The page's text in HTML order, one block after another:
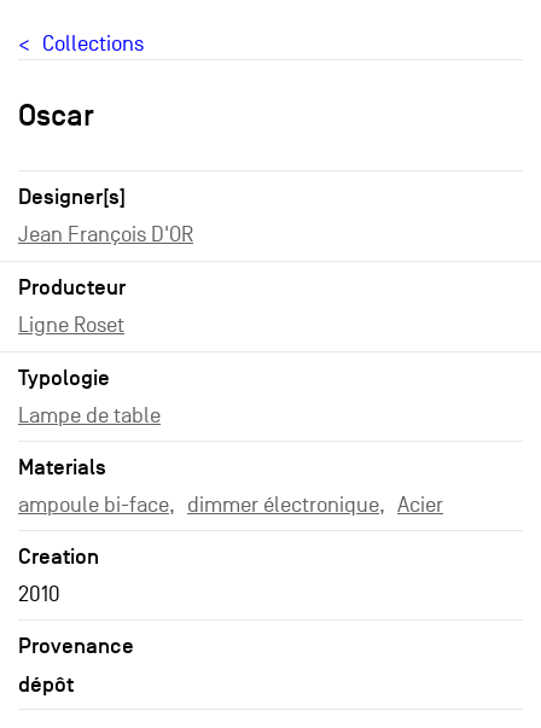
Collections
Oscar
Designer[s]
Jean François D'OR
Producteur
Ligne Roset
Typologie
Lampe de table
Materials
ampoule bi-face dimmer électronique Acier
Creation
2010
Provenance
dépôt